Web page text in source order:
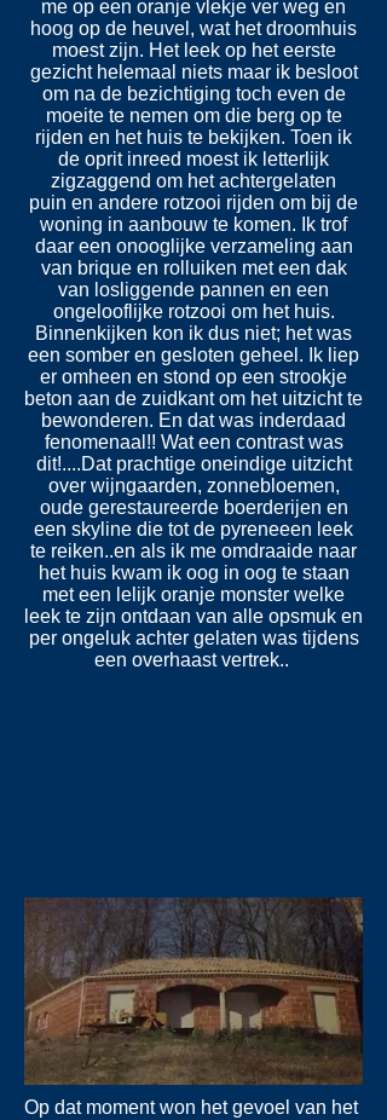
me op een oranje vlekje ver weg en
hoog op de heuvel, wat het droomhuis
moest zijn. Het leek op het eerste
gezicht helemaal niets maar ik besloot
om na de bezichtiging toch even de
moeite te nemen om die berg op te
rijden en het huis te bekijken. Toen ik
de oprit inreed moest ik letterlijk
zigzaggend om het achtergelaten
puin en andere rotzooi rijden om bij de
woning in aanbouw te komen. Ik trof
daar een onooglijke verzameling aan
van brique en rolluiken met een dak
van losliggende pannen en een
ongelooflijke rotzooi om het huis.
Binnenkijken kon ik dus niet; het was
een somber en gesloten geheel. Ik liep
er omheen en stond op een strookje
beton aan de zuidkant om het uitzicht te
bewonderen. En dat was inderdaad
fenomenaal!! Wat een contrast was
dit!....Dat prachtige oneindige uitzicht
over wijngaarden, zonnebloemen,
oude gerestaureerde boerderijen en
een skyline die tot de pyreneeen leek
te reiken..en als ik me omdraaide naar
het huis kwam ik oog in oog te staan
met een lelijk oranje monster welke
leek te zijn ontdaan van alle opsmuk en
per ongeluk achter gelaten was tijdens
een overhaast vertrek..
Op dat moment won het gevoel van het